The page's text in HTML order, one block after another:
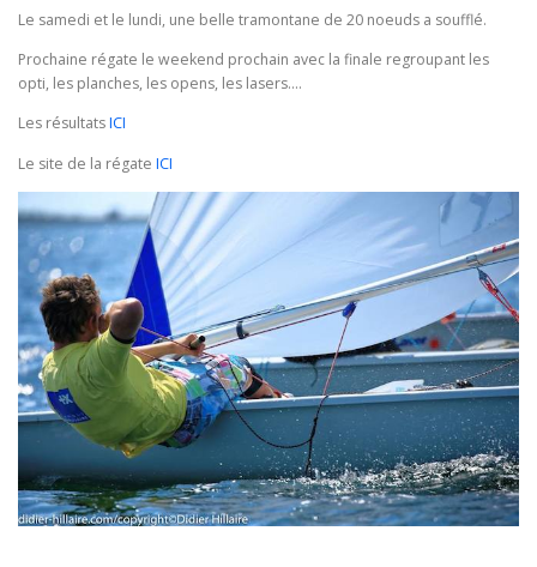
PLANNING DES COURS REVUES DE PRESSE
Le samedi et le lundi, une belle tramontane de 20 noeuds a soufflé.
Prochaine régate le weekend prochain avec la finale regroupant les
opti, les planches, les opens, les lasers….
Les résultatsICI
Le site de la régate ICI